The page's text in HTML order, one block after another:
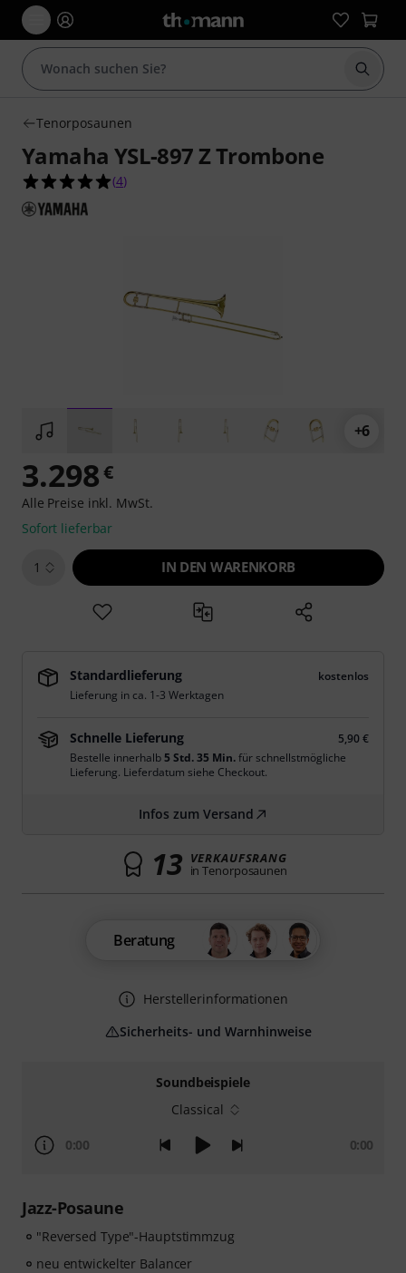
Suche
Tenorposaunen
Yamaha YSL-897 Z Trombone
5.0 von 5 Sternen aus 4 Kundenbewertungen
(4)
+6
Soundbeispiele
Classical
0:00 0:00
Jazz-Posaune
"Reversed Type"-Hauptstimmzug
neu entwickelter Balancer
3.298€
Alle Preise inkl. MwSt.
Sofort lieferbar
1 IN DEN WARENKORB
Standardlieferung
kostenlos
Lieferung in ca. 1-3 Werktagen
Schnelle Lieferung
5,90 €
Bestelle innerhalb5 Std. 35 Min.für schnellstmögliche
Lieferung. Lieferdatum siehe Checkout.
Infos zum Versand
13 VERKAUFSRANG
in Tenorposaunen
Beratung
Herstellerinformationen
Sicherheits- und Warnhinweise